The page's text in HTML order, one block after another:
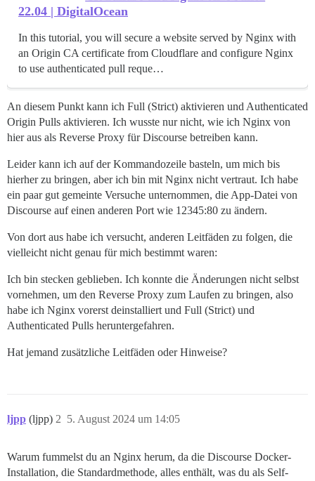
22.04 | DigitalOcean
In this tutorial, you will secure a website served by Nginx with
an Origin CA certificate from Cloudflare and configure Nginx
to use authenticated pull reque…
An diesem Punkt kann ich Full (Strict) aktivieren und Authenticated
Origin Pulls aktivieren. Ich wusste nur nicht, wie ich Nginx von
hier aus als Reverse Proxy für Discourse betreiben kann.
Leider kann ich auf der Kommandozeile basteln, um mich bis
hierher zu bringen, aber ich bin mit Nginx nicht vertraut. Ich habe
ein paar gut gemeinte Versuche unternommen, die App-Datei von
Discourse auf einen anderen Port wie 12345:80 zu ändern.
Von dort aus habe ich versucht, anderen Leitfäden zu folgen, die
vielleicht nicht genau für mich bestimmt waren:
Ich bin stecken geblieben. Ich konnte die Änderungen nicht selbst
vornehmen, um den Reverse Proxy zum Laufen zu bringen, also
habe ich Nginx vorerst deinstalliert und Full (Strict) und
Authenticated Pulls heruntergefahren.
Hat jemand zusätzliche Leitfäden oder Hinweise?
ljpp (ljpp) 5. August 2024 um 14:05
2
Warum fummelst du an Nginx herum, da die Discourse Docker-
Installation, die Standardmethode, alles enthält, was du als Self-